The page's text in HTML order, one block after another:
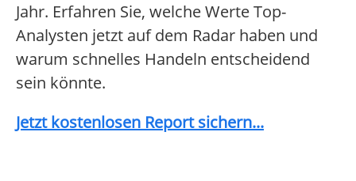
Jahr. Erfahren Sie, welche Werte Top-
Analysten jetzt auf dem Radar haben und
warum schnelles Handeln entscheidend
sein könnte.
Jetzt kostenlosen Report sichern...